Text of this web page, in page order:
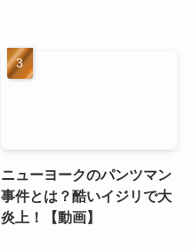
ニューヨークのパンツマン
事件とは？酷いイジリで大
炎上！【動画】